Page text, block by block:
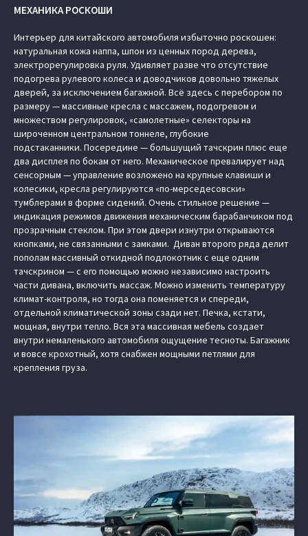
МЕХАНИКА РОСКОШИ
Интерьер для китайского автомобиля избыточно роскошен:
натуральная кожа наппа, шпон из ценных пород дерева,
электрорегулировка руля. Удивляет разве что отсутствие
подогрева рулевого колеса и доводчиков довольно тяжелых
дверей, за исключением багажной. Всё здесь с перебором по
размеру — массивные кресла с массажем, подогревом и
множеством регулировок, «самолетные» селекторы на
широченном центральном тоннеле, глубокие
подстаканники. Посередине — большущий тачскрин плюс еще
два дисплея по бокам от него. Механическое превалирует над
сенсорным — управление возложено на крупные клавиши и
колесики, кресла регулируются «по-мерседесовски»
тумблерами в форме сидений. Очень стильное решение —
индикация режимов движения механическим барабанчиком под
прозрачным стеклом. При этом двери изнутри открываются
кнопками, не связанными с замками. Диван второго ряда делит
пополам массивный откидной подлокотник с еще одним
тачскрином — с его помощью можно независимо настроить
части дивана, включить массаж. Можно изменить температуру
климат-контроля, но тогда она поменяется и спереди,
отдельной климатической зоны сзади нет. Печка, кстати,
мощная, внутри тепло. Вся эта массивная мебель создает
внутри немаленького автомобиля ощущение тесноты. Багажник
и вовсе крохотный, хотя снабжен мощными петлями для
крепления груза.